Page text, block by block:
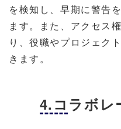
を検知し、早期に警告
ます。また、アクセス
り、役職やプロジェク
きます。
4.コラボレ